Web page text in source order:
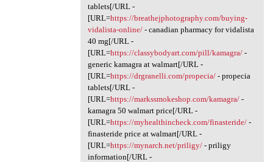
tablets[/URL -
[URL=https://breathejphotography.com/buying-
vidalista-online/- canadian pharmacy for vidalista
40 mg[/URL -
[URL=https://classybodyart.com/pill/kamagra/-
generic kamagra at walmart[/URL -
[URL=https://drgranelli.com/propecia/- propecia
tablets[/URL -
[URL=https://markssmokeshop.com/kamagra/-
kamagra 50 walmart price[/URL -
[URL=https://myhealthincheck.com/finasteride/-
finasteride price at walmart[/URL -
[URL=https://mynarch.net/priligy/- priligy
information[/URL -